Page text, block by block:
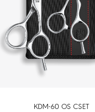
KDM-60 OS CSET